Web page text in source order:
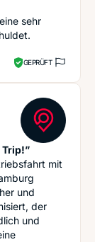
sehr
GEPRÜFT
mit
und
der
und